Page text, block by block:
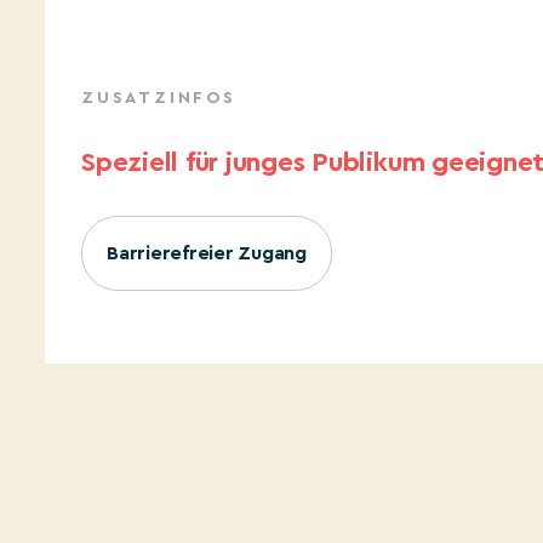
ZUSATZINFOS
Speziell für junges Publikum
Barrierefreier Zugang